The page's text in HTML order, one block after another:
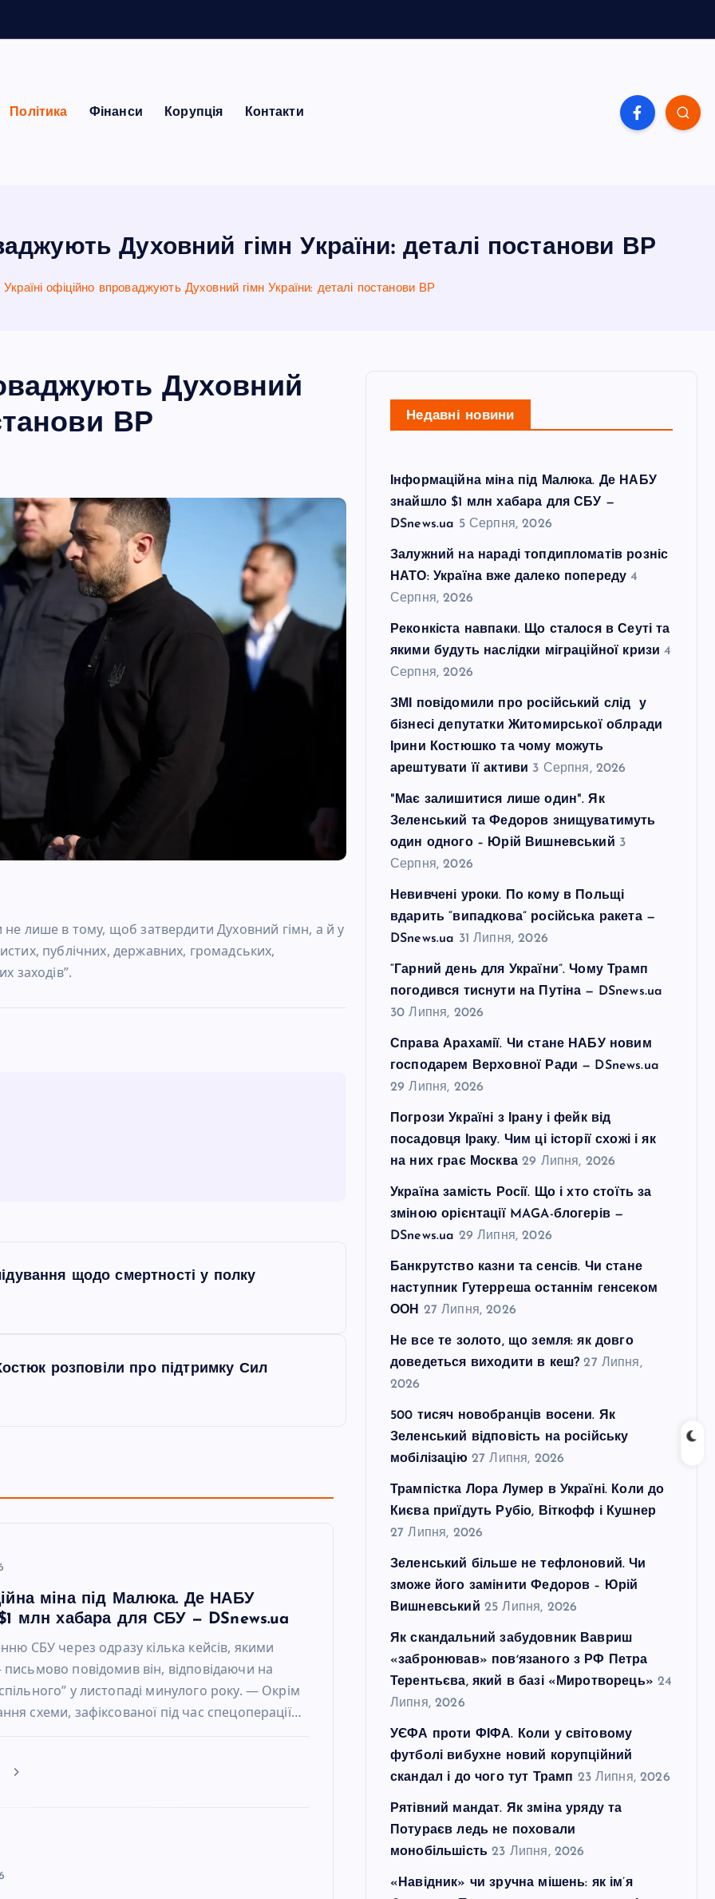
Політика Фінанси Корупція Контакти
Духовний гімн України: деталі постанови ВР
Україні офіційно впроваджують Духовний гімн України: деталі постанови ВР
Духовний
ВР
лише в тому, щоб затвердити Духовний гімн, а й у
публічних, державних, громадських,
заходів”.
щодо смертності у полку
розповіли про підтримку Сил
міна під Малюка. Де НАБУ
млн хабара для СБУ — DSnews.ua
СБУ через одразу кілька кейсів, якими
повідомив він, відповідаючи на
у листопаді минулого року. — Окрім
схеми, зафіксованої під час спецоперації…
Недавні новини
Інформаційна міна під Малюка. Де НАБУ
знайшло $1 млн хабара для СБУ —
DSnews.ua 5 Серпня, 2026
Залужний на нараді топдипломатів розніс
НАТО: Україна вже далеко попереду 4
Серпня, 2026
Реконкіста навпаки. Що сталося в Сеуті та
якими будуть наслідки міграційної кризи 4
Серпня, 2026
ЗМІ повідомили про російський слід у
бізнесі депутатки Житомирської облради
Ірини Костюшко та чому можуть
арештувати її активи 3 Серпня, 2026
"Має залишитися лише один". Як
Зеленський та Федоров знищуватимуть
один одного – Юрій Вишневський 3
Серпня, 2026
Невивчені уроки. По кому в Польщі
вдарить “випадкова” російська ракета —
DSnews.ua 31 Липня, 2026
“Гарний день для України”. Чому Трамп
погодився тиснути на Путіна — DSnews.ua
30 Липня, 2026
Справа Арахамії. Чи стане НАБУ новим
господарем Верховної Ради — DSnews.ua
29 Липня, 2026
Погрози Україні з Ірану і фейк від
посадовця Іраку. Чим ці історії схожі і як
на них грає Москва 29 Липня, 2026
Україна замість Росії. Що і хто стоїть за
зміною орієнтації MAGA-блогерів —
DSnews.ua 29 Липня, 2026
Банкрутство казни та сенсів. Чи стане
наступник Гутерреша останнім генсеком
ООН 27 Липня, 2026
Не все те золото, що земля: як довго
доведеться виходити в кеш? 27 Липня,
2026
500 тисяч новобранців восени. Як
Зеленський відповість на російську
мобілізацію 27 Липня, 2026
Трампістка Лора Лумер в Україні. Коли до
Києва приїдуть Рубіо, Віткофф і Кушнер
27 Липня, 2026
Зеленський більше не тефлоновий. Чи
зможе його замінити Федоров – Юрій
Вишневський 25 Липня, 2026
Як скандальний забудовник Вавриш
«забронював» повʼязаного з РФ Петра
Терентьєва, який в базі «Миротворець» 24
Липня, 2026
УЄФА проти ФІФА. Коли у світовому
футболі вибухне новий корупційний
скандал і до чого тут Трамп 23 Липня, 2026
Рятівний мандат. Як зміна уряду та
Потураєв ледь не поховали
монобільшість 23 Липня, 2026
«Навідник» чи зручна мішень: як ім’я